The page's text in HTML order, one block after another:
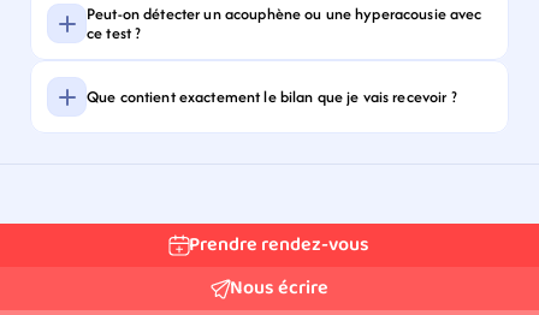
Peut-on détecter un acouphène ou une hyperacousie avec
ce test ?
Que contient exactement le bilan que je vais recevoir ?
Prendre rendez-vous
Nous écrire